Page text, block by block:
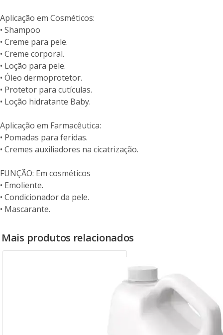
Aplicação em Cosméticos:
• Shampoo
• Creme para pele.
• Creme corporal.
• Loção para pele.
• Óleo dermoprotetor.
• Protetor para cutículas.
• Loção hidratante Baby.
Aplicação em Farmacêutica:
• Pomadas para feridas.
• Cremes auxiliadores na cicatrização.
FUNÇÃO: Em cosméticos
• Emoliente.
• Condicionador da pele.
• Mascarante.
Mais produtos relacionados